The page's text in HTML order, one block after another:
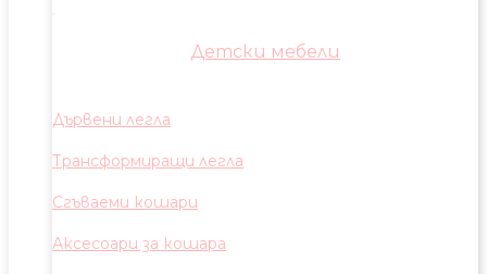
Детски мебели
Дървени легла
Трансформиращи легла
Сгъваеми кошари
Аксесоари за кошара